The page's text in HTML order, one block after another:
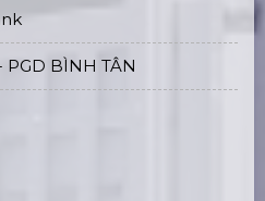
PGD BÌNH TÂN